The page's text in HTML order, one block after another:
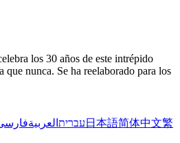
los 30 años de este intrépido
que nunca. Se ha reelaborado para los
עברית العربية 日本語简体中文繁